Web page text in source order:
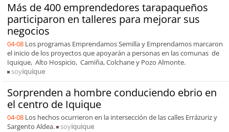
Más de 400 emprendedores tarapaqueños
participaron en talleres para mejorar sus
negocios
04-08 Los programas Emprendamos Semilla y Emprendamos marcaron
el inicio de los proyectos que apoyarán a personas en las comunas de
Iquique, Alto Hospicio, Camiña, Colchane y Pozo Almonte.
soyiquique
Sorprenden a hombre conduciendo ebrio en
el centro de Iquique
04-08 Los hechos ocurrieron en la intersección de las calles Errázuriz y
Sargento Aldea.
soyiquique